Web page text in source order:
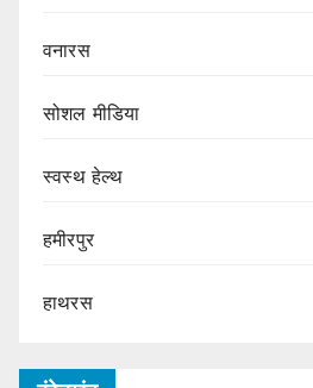
वनारस
सोशल मीडिया
स्वस्थ हेल्थ
हमीरपुर
हाथरस